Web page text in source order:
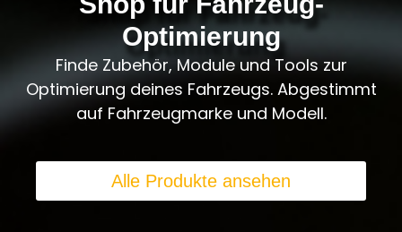
Optimierung
Finde Zubehör, Module und Tools zur
Optimierung deines Fahrzeugs. Abgestimmt
auf Fahrzeugmarke und Modell.
Alle Produkte ansehen